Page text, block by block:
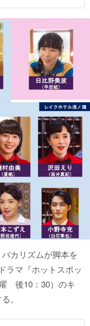
カリズムが脚本を
ラマ『ホットスポッ
後10：30）のキ
。